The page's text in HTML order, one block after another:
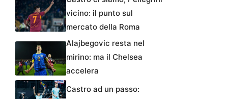
vicino: il punto sul
mercato della Roma
Alajbegovic resta nel
mirino: ma il Chelsea
accelera
Castro ad un passo: